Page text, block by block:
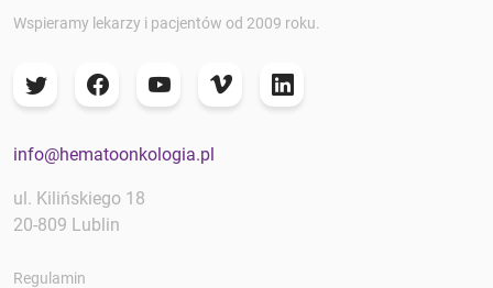
Wspieramy lekarzy i pacjentów od 2009 roku.
info@hematoonkologia.pl
ul. Kilińskiego 18
20-809 Lublin
Regulamin